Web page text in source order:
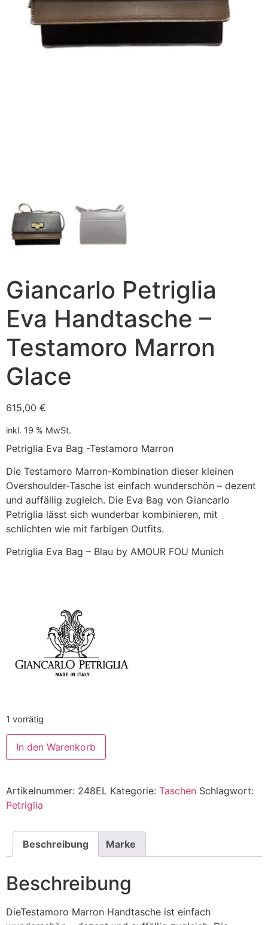
Giancarlo Petriglia
Eva Handtasche –
Testamoro Marron
Glace
615,00 €
inkl. 19 % MwSt.
Petriglia Eva Bag -Testamoro Marron
Die Testamoro Marron-Kombination dieser kleinen
Overshoulder-Tasche ist einfach wunderschön – dezent
und auffällig zugleich. Die Eva Bag von Giancarlo
Petriglia lässt sich wunderbar kombinieren, mit
schlichten wie mit farbigen Outfits.
Petriglia Eva Bag – Blau by AMOUR FOU Munich
1 vorrätig
In den Warenkorb
Artikelnummer: 248EL Kategorie: Taschen Schlagwort:
Petriglia
Beschreibung Marke
Beschreibung
DieTestamoro Marron Handtasche ist einfach